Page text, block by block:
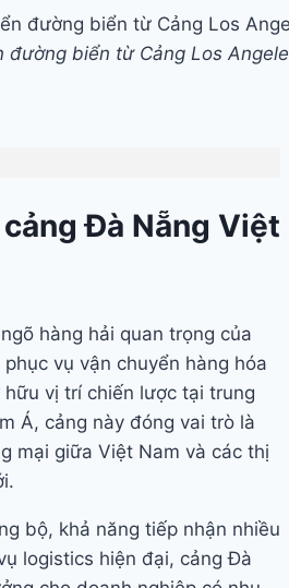
đường biển từ Cảng Los
Đà Nẵng Việt
hàng hải quan trọng của
vụ vận chuyển hàng hóa
vị trí chiến lược tại trung
Á, cảng này đóng vai trò là
mại giữa Việt Nam và các thị
bộ, khả năng tiếp nhận nhiều
logistics hiện đại, cảng Đà